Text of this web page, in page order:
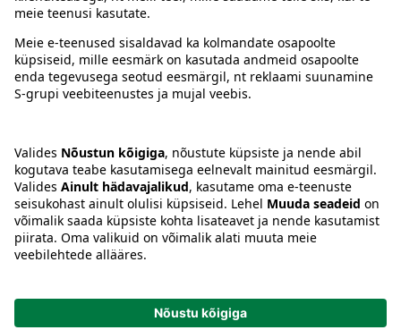
Juhised
Tingimused
Keel:ETENRU